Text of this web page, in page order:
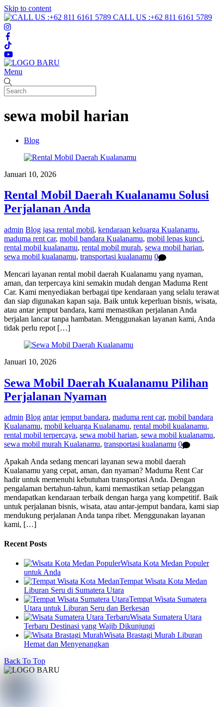
Skip to content
CALL US :+62 811 6161 5789
Menu
sewa mobil harian
Blog
Januari 10, 2026
Rental Mobil Daerah Kualanamu Solusi
Perjalanan Anda
admin Blog jasa rental mobil, kendaraan keluarga Kualanamu,
maduma rent car, mobil bandara Kualanamu, mobil lepas kunci,
rental mobil kualanamu, rental mobil murah, sewa mobil harian,
sewa mobil kualanamu, transportasi kualanamu 0
Mencari layanan rental mobil daerah Kualanamu yang nyaman,
aman, dan terpercaya kini semakin mudah dengan Maduma Rent
Car. Kami menyediakan berbagai tipe kendaraan yang selalu terawat
dan siap digunakan kapan saja. Baik untuk keperluan bisnis, wisata,
atau antar jemput bandara, kami memastikan perjalanan Anda
berjalan lancar tanpa hambatan. Menggunakan layanan kami, Anda
tidak perlu repot […]
Januari 10, 2026
Sewa Mobil Daerah Kualanamu Pilihan
Perjalanan Nyaman
admin Blog antar jemput bandara, maduma rent car, mobil bandara
Kualanamu, mobil keluarga Kualanamu, rental mobil kualanamu,
rental mobil terpercaya, sewa mobil harian, sewa mobil kualanamu,
sewa mobil murah Kualanamu, transportasi kualanamu 0
Apakah Anda sedang mencari layanan sewa mobil daerah
Kualanamu yang cepat, aman, dan nyaman? Maduma Rent Car
hadir untuk memenuhi kebutuhan transportasi Anda. Dengan
pengalaman bertahun-tahun, kami memastikan setiap pelanggan
mendapatkan kendaraan terbaik dengan harga yang kompetitif. Baik
untuk perjalanan bisnis, wisata, atau antar-jemput bandara, kami siap
mendukung perjalanan Anda tanpa ribet. Menggunakan layanan
kami, […]
Recent Posts
Wisata Kota Medan Populer
untuk Anda
Tempat Wisata Kota Medan
Liburan Seru di Sumatera Utara
Tempat Wisata Sumatera
Utara untuk Liburan Seru dan Berkesan
Wisata Sumatera Utara
Terbaru Destinasi yang Wajib Dikunjungi
Wisata Brastagi Murah Liburan
Hemat dan Menyenangkan
Back To Top